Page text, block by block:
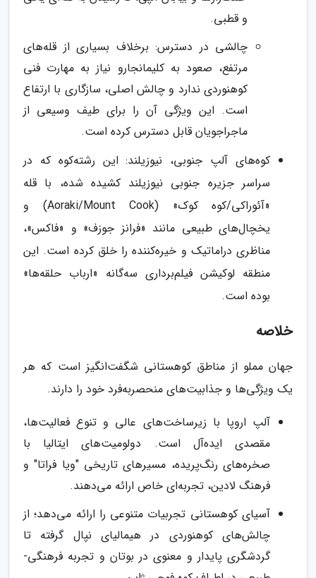
و قطبی.
چالشی در دسترس: برخلاف بسیاری از قله‌های
مرتفع، صعود به کلیمانجارو نیاز به مهارت فنی
کوهنوردی ندارد و چالش اصلی، سازگاری با ارتفاع
است. این ویژگی آن را برای طیف وسیعی از
ماجراجویان قابل دسترس کرده است.
کوه‌های آلپ جنوبی، نیوزیلند: این رشته‌کوه که در
سراسر جزیره جنوبی نیوزیلند کشیده شده، با قله
«آئوراکی/کوه کوک» (Aoraki/Mount Cook) و
یخچال‌های طبیعی مانند «فرانز جوزف» و «فاکس»،
مناظری دراماتیک و خیره‌کننده را خلق کرده است. این
منطقه لوکیشن فیلم‌برداری سه‌گانه «ارباب حلقه‌ها»
بوده است.
خلاصه
جهان مملو از مناطق کوهستانی شگفت‌انگیز است که هر
یک ویژگی‌ها و جذابیت‌های منحصربه‌فرد خود را دارند.
آلپ اروپا با زیرساخت‌های عالی و تنوع فعالیت‌ها،
مقصدی ایده‌آل است. دولومیت‌های ایتالیا با
صخره‌های رنگ‌پریده، مسیرهای تاریخی "ویا فراتا" و
فرهنگ لادین، تجربه‌ای خاص ارائه می‌دهند.
آسیای کوهستانی تجربیات متنوعی را ارائه می‌دهد؛ از
چالش‌های کوهنوردی در هیمالیای نپال گرفته تا
گردشگری پایدار و معنوی در بوتان و تجربه فرهنگی-